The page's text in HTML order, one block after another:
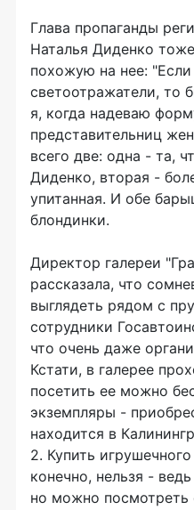
Глава пропаганды
Наталья Диденко
похожую на нее:
светоотражатели, то
я, когда надеваю
представительниц
всего две: одна - та,
Диденко, вторая -
упитанная. И обе
блондинки.
Директор галереи
рассказала, что
выглядеть рядом с
сотрудники
что очень даже
Кстати, в галерее
посетить ее можно
экземпляры -
находится в
2. Купить
конечно, нельзя -
но можно